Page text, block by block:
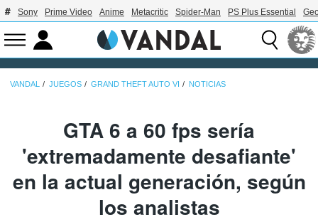
Sony Prime Video Anime Metacritic Spider-Man PS Plus Essential
VANDAL JUEGOS GRAND THEFT AUTO VI NOTICIAS
GTA 6 a 60 fps sería
'extremadamente desafiante'
en la actual generación, según
los analistas